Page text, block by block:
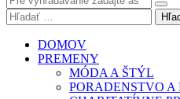
DOMOV
PREMENY
MÓDA A ŠTÝL
PORADENSTVO A